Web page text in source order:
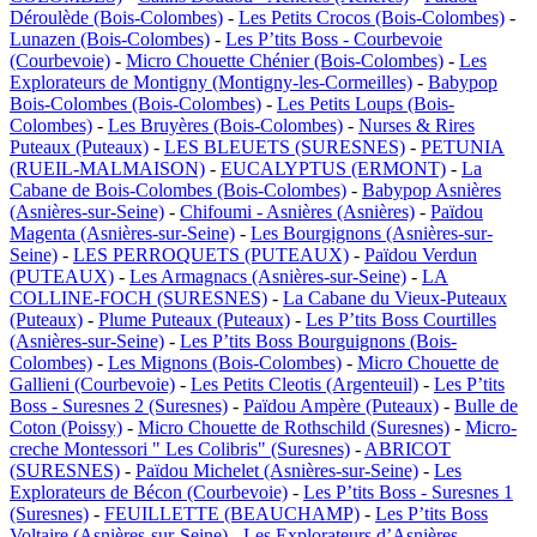
Déroulède (Bois-Colombes) - Les Petits Crocos (Bois-Colombes) -
Lunazen (Bois-Colombes) - Les P’tits Boss - Courbevoie
(Courbevoie) - Micro Chouette Chénier (Bois-Colombes) - Les
Explorateurs de Montigny (Montigny-les-Cormeilles) - Babypop
Bois-Colombes (Bois-Colombes) - Les Petits Loups (Bois-
Colombes) - Les Bruyères (Bois-Colombes) - Nurses & Rires
Puteaux (Puteaux) - LES BLEUETS (SURESNES) - PETUNIA
(RUEIL-MALMAISON) - EUCALYPTUS (ERMONT) - La
Cabane de Bois-Colombes (Bois-Colombes) - Babypop Asnières
(Asnières-sur-Seine) - Chifoumi - Asnières (Asnières) - Païdou
Magenta (Asnières-sur-Seine) - Les Bourgignons (Asnières-sur-
Seine) - LES PERROQUETS (PUTEAUX) - Païdou Verdun
(PUTEAUX) - Les Armagnacs (Asnières-sur-Seine) - LA
COLLINE-FOCH (SURESNES) - La Cabane du Vieux-Puteaux
(Puteaux) - Plume Puteaux (Puteaux) - Les P’tits Boss Courtilles
(Asnières-sur-Seine) - Les P’tits Boss Bourguignons (Bois-
Colombes) - Les Mignons (Bois-Colombes) - Micro Chouette de
Gallieni (Courbevoie) - Les Petits Cleotis (Argenteuil) - Les P’tits
Boss - Suresnes 2 (Suresnes) - Païdou Ampère (Puteaux) - Bulle de
Coton (Poissy) - Micro Chouette de Rothschild (Suresnes) - Micro-
creche Montessori " Les Colibris" (Suresnes) - ABRICOT
(SURESNES) - Païdou Michelet (Asnières-sur-Seine) - Les
Explorateurs de Bécon (Courbevoie) - Les P’tits Boss - Suresnes 1
(Suresnes) - FEUILLETTE (BEAUCHAMP) - Les P’tits Boss